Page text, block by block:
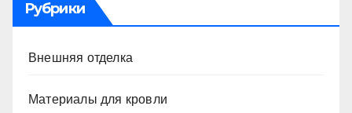
Рубрики
Внешняя отделка
Материалы для кровли